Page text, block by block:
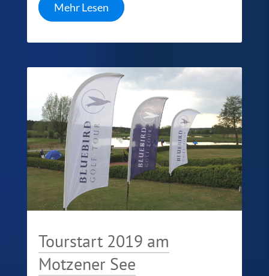
Mehr Lesen
Tourstart 2019 am
Motzener See